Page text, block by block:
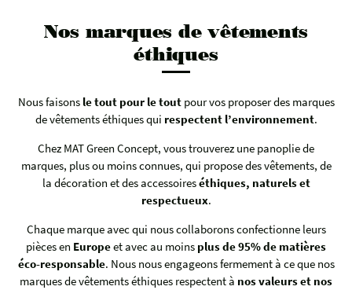
Nos marques de vêtements
éthiques
Nous faisons le tout pour le toutpour vos proposer des marques
de vêtements éthiques qui respectent l’environnement.
Chez MAT Green Concept, vous trouverez une panoplie de
marques, plus ou moins connues, qui propose des vêtements, de
la décoration et des accessoireséthiques, naturels et
respectueux.
Chaque marque avec qui nous collaborons confectionne leurs
pièces en Europeet avec au moins plus de 95% de matières
éco-responsable. Nous nous engageons fermement à ce que nos
marques de vêtements éthiques respectent à nos valeurs et nos